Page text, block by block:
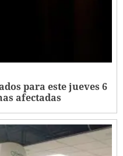
para este jueves 6
afectadas